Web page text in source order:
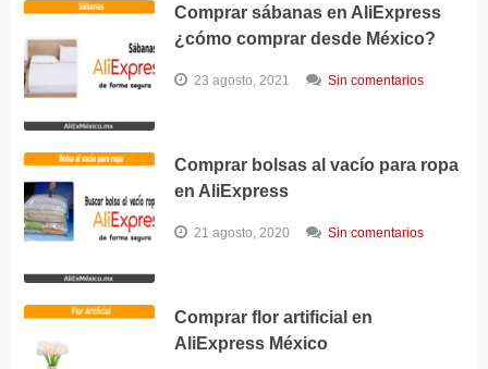
Comprar sábanas en AliExpress
¿cómo comprar desde México?
23 agosto, 2021 Sin comentarios
Comprar bolsas al vacío para ropa
en AliExpress
21 agosto, 2020 Sin comentarios
Comprar flor artificial en
AliExpress México